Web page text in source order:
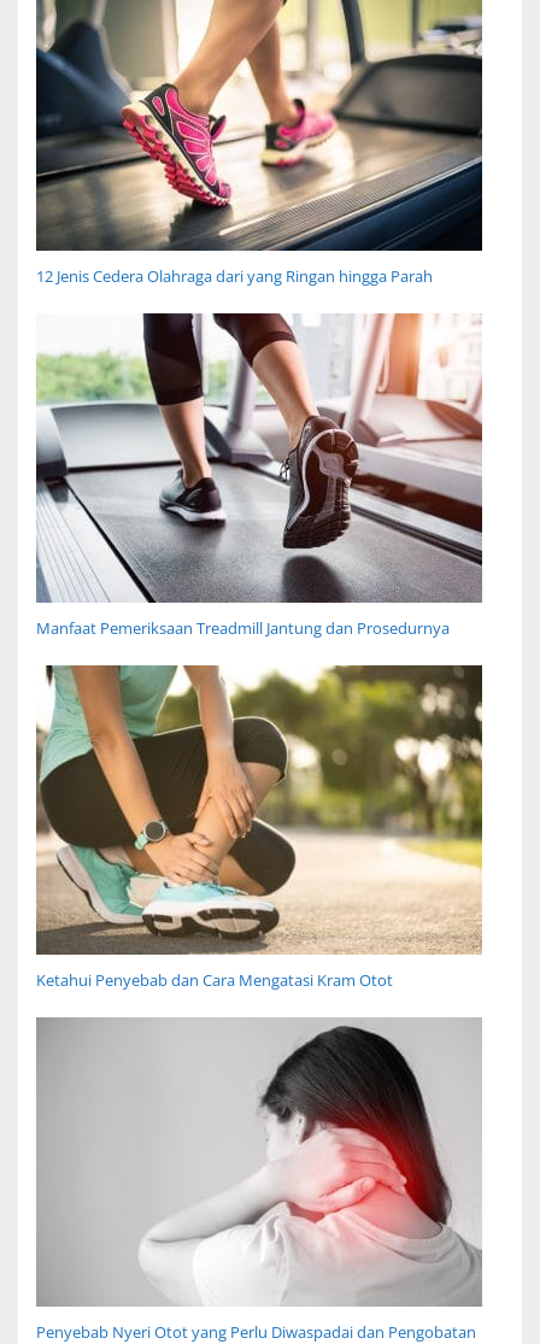
12 Jenis Cedera Olahraga dari yang Ringan hingga Parah
Manfaat Pemeriksaan Treadmill Jantung dan Prosedurnya
Ketahui Penyebab dan Cara Mengatasi Kram Otot
Penyebab Nyeri Otot yang Perlu Diwaspadai dan Pengobatan